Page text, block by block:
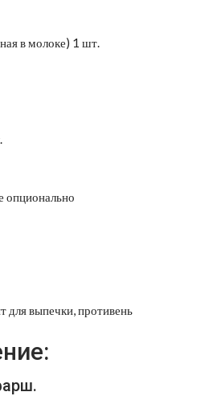
в молоке) 1 шт.
опционально
для выпечки, противень